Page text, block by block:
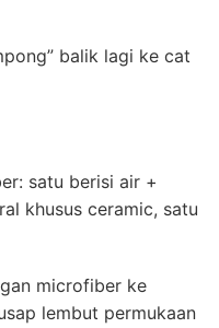
balik lagi ke cat
satu berisi air +
khusus ceramic, satu
microfiber ke
lembut permukaan